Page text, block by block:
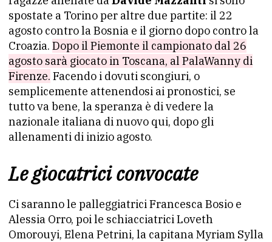
spostate a Torino per altre due partite: il 22
agosto contro la Bosnia e il giorno dopo contro la
Croazia. Dopo il Piemonte il campionato dal 26
agosto sarà giocato in Toscana, al PalaWanny di
Firenze. Facendo i dovuti scongiuri, o
semplicemente attenendosi ai pronostici, se
tutto va bene, la speranza è di vedere la
nazionale italiana di nuovo qui, dopo gli
allenamenti di inizio agosto.
Le giocatrici convocate
Ci saranno le palleggiatrici Francesca Bosio e
Alessia Orro, poi le schiacciatrici Loveth
Omorouyi, Elena Petrini, la capitana Myriam Sylla